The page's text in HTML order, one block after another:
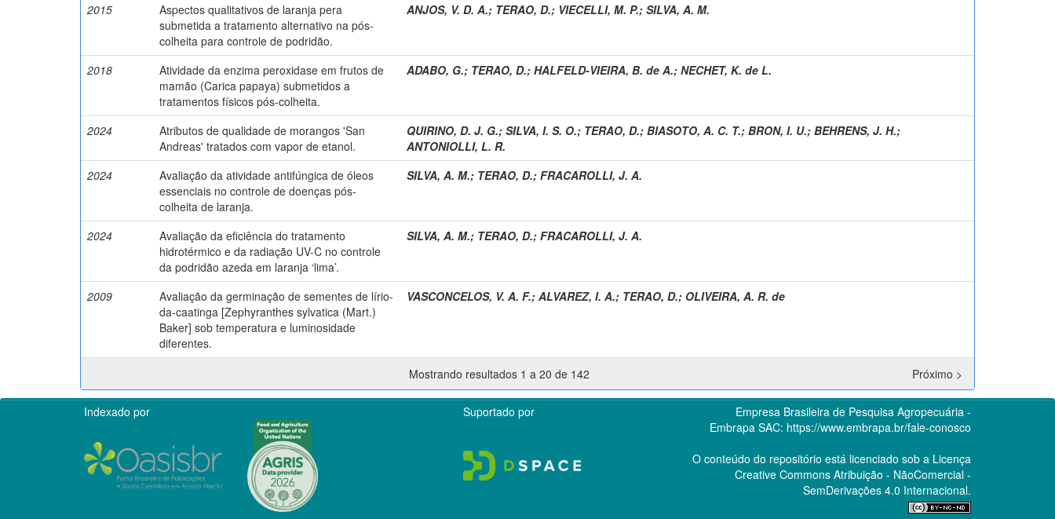
2015
Aspectos qualitativos de laranja pera
submetida a tratamento alternativo na pós-
colheita para controle de podridão.
ANJOS, V. D. A.; TERAO, D.; VIECELLI, M. P.; SILVA, A. M.
2018
Atividade da enzima peroxidase em frutos de
mamão (Carica papaya) submetidos a
tratamentos físicos pós-colheita.
ADABO, G.; TERAO, D.; HALFELD-VIEIRA, B. de A.; NECHET, K. de L.
2024
Atributos de qualidade de morangos 'San
Andreas' tratados com vapor de etanol.
QUIRINO, D. J. G.; SILVA, I. S. O.; TERAO, D.; BIASOTO, A. C. T.; BRON, I. U.; BEHRENS, J. H.;
ANTONIOLLI, L. R.
2024
Avaliação da atividade antifúngica de óleos
essenciais no controle de doenças pós-
colheita de laranja.
SILVA, A. M.; TERAO, D.; FRACAROLLI, J. A.
2024
Avaliação da eficiência do tratamento
hidrotérmico e da radiação UV-C no controle
da podridão azeda em laranja ‘lima’.
SILVA, A. M.; TERAO, D.; FRACAROLLI, J. A.
2009
Avaliação da germinação de sementes de lírio-
da-caatinga [Zephyranthes sylvatica (Mart.)
Baker] sob temperatura e luminosidade
diferentes.
VASCONCELOS, V. A. F.; ALVAREZ, I. A.; TERAO, D.; OLIVEIRA, A. R. de
Mostrando resultados 1 a 20 de 142 Próximo >
Indexado por Suportado por
Empresa Brasileira de Pesquisa Agropecuária -
Embrapa SAC: https://www.embrapa.br/fale-conosco
O conteúdo do repositório está licenciado sob a Licença
Creative CommonsAtribuição - NãoComercial -
SemDerivações 4.0 Internacional.